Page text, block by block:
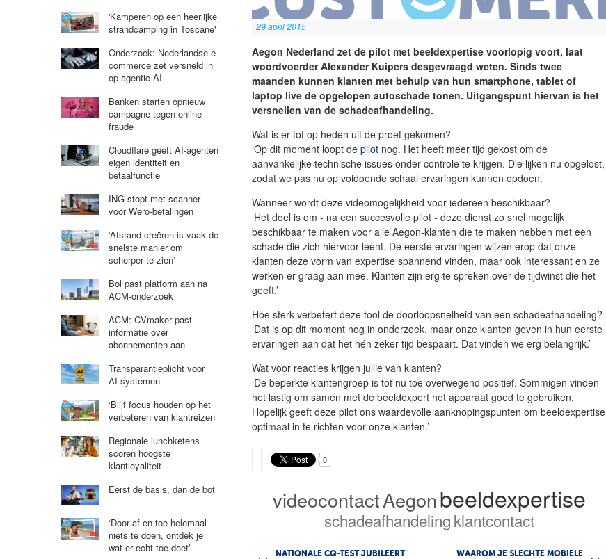
29 april 2015
Aegon Nederland zet de pilot met beeldexpertise voorlopig voort, laat
woordvoerder Alexander Kuipers desgevraagd weten. Sinds twee
maanden kunnen klanten met behulp van hun smartphone, tablet of
laptop live de opgelopen autoschade tonen. Uitgangspunt hiervan is het
versnellen van de schadeafhandeling.
Wat is er tot op heden uit de proef gekomen?
‘Op dit moment loopt depilot nog. Het heeft meer tijd gekost om de
aanvankelijke technische issues onder controle te krijgen. Die lijken nu opgelost,
zodat we pas nu op voldoende schaal ervaringen kunnen opdoen.’
Wanneer wordt deze videomogelijkheid voor iedereen beschikbaar?
‘Het doel is om - na een succesvolle pilot - deze dienst zo snel mogelijk
beschikbaar te maken voor alle Aegon-klanten die te maken hebben met een
schade die zich hiervoor leent. De eerste ervaringen wijzen erop dat onze
klanten deze vorm van expertise spannend vinden, maar ook interessant en ze
werken er graag aan mee. Klanten zijn erg te spreken over de tijdwinst die het
geeft.’
Hoe sterk verbetert deze tool de doorloopsnelheid van een schadeafhandeling?
‘Dat is op dit moment nog in onderzoek, maar onze klanten geven in hun eerste
ervaringen aan dat het hén zeker tijd bespaart. Dat vinden we erg belangrijk.’
Wat voor reacties krijgen jullie van klanten?
‘De beperkte klantengroep is tot nu toe overwegend positief. Sommigen vinden
het lastig om samen met de beeldexpert het apparaat goed te gebruiken.
Hopelijk geeft deze pilot ons waardevolle aanknopingspunten om beeldexpertise
optimaal in te richten voor onze klanten.’
0
videocontactAegonbeeldexpertise
schadeafhandelingklantcontact
NATIONALE CQ-TEST JUBILEERT
WAAROM JE SLECHTE MOBIELE
'Kamperen op een heerlijke
strandcamping in Toscane'
Onderzoek: Nederlandse e-
commerce zet versneld in
op agentic AI
Banken starten opnieuw
campagne tegen online
fraude
Cloudflare geeft AI-agenten
eigen identiteit en
betaalfunctie
ING stopt met scanner
voor Wero-betalingen
‘Afstand creëren is vaak de
snelste manier om
scherper te zien’
Bol past platform aan na
ACM-onderzoek
ACM: CVmaker past
informatie over
abonnementen aan
Transparantieplicht voor
AI-systemen
‘Blijf focus houden op het
verbeteren van klantreizen’
Regionale lunchketens
scoren hoogste
klantloyaliteit
Eerst de basis, dan de bot
‘Door af en toe helemaal
niets te doen, ontdek je
wat er echt toe doet’